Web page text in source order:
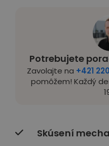
Potrebujete
Zavolajte na +421
pomôžem! Každý
Skúsení